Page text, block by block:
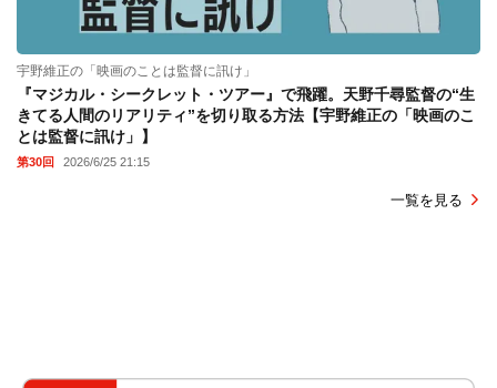
宇野維正の「映画のことは監督に訊け」
『マジカル・シークレット・ツアー』で飛躍。天野千尋監督の“生
きてる人間のリアリティ”を切り取る方法【宇野維正の「映画のこ
とは監督に訊け」】
第30回 2026/6/25 21:15
一覧を見る